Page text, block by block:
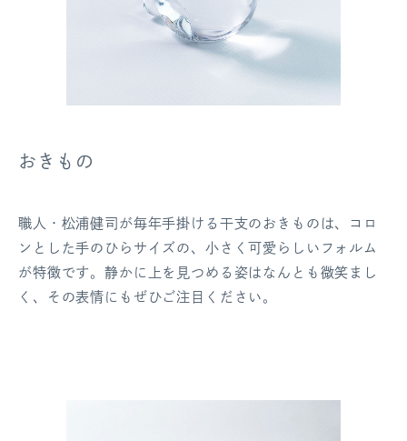
おきもの
職人・松浦健司が毎年手掛ける干支のおきものは、コロ
ンとした手のひらサイズの、小さく可愛らしいフォルム
が特徴です。静かに上を見つめる姿はなんとも微笑まし
く、その表情にもぜひご注目ください。